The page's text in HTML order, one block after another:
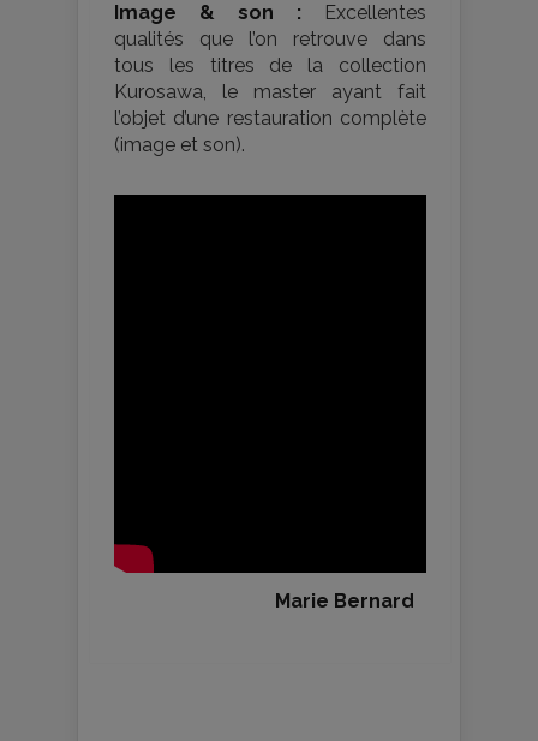
Image & son :
Excellentes
qualités que l’on retrouve dans
tous les titres de la collection
Kurosawa, le master ayant fait
l’objet d’une restauration complète
(image et son).
Marie Bernard